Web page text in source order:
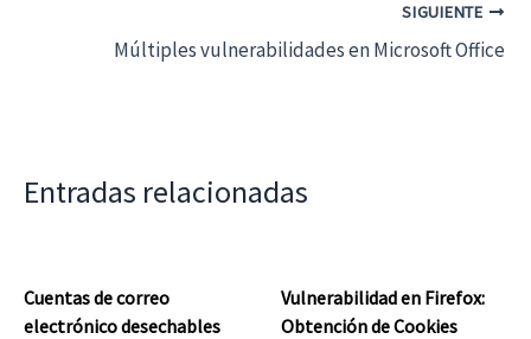
SIGUIENTE
Múltiples vulnerabilidades en Microsoft Office
Entradas relacionadas
Cuentas de correo
electrónico desechables
Vulnerabilidad en Firefox:
Obtención de Cookies